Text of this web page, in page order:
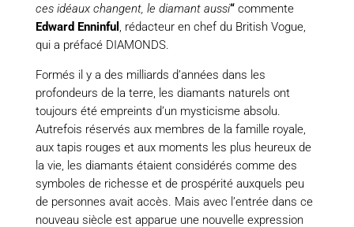
ces idéaux changent, le diamant aussi“ commente
Edward Enninful , rédacteur en chef du British Vogue,
qui a préfacé DIAMONDS.
Formés il y a des milliards d’années dans les
profondeurs de la terre, les diamants naturels ont
toujours été empreints d’un mysticisme absolu.
Autrefois réservés aux membres de la famille royale,
aux tapis rouges et aux moments les plus heureux de
la vie, les diamants étaient considérés comme des
symboles de richesse et de prospérité auxquels peu
de personnes avait accès. Mais avec l’entrée dans ce
nouveau siècle est apparue une nouvelle expression